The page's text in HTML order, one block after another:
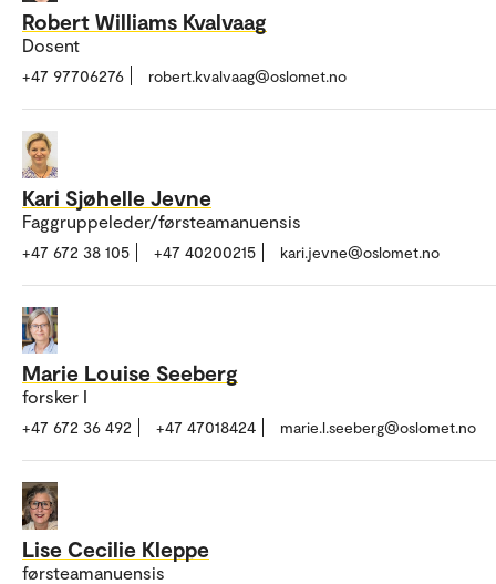
Robert Williams Kvalvaag
Dosent
+47 97706276 robert.kvalvaag@oslomet.no
Kari Sjøhelle Jevne
Faggruppeleder/førsteamanuensis
+47 672 38 105 +47 40200215 kari.jevne@oslomet.no
Marie Louise Seeberg
forsker I
+47 672 36 492 +47 47018424 marie.l.seeberg@oslomet.no
Lise Cecilie Kleppe
førsteamanuensis